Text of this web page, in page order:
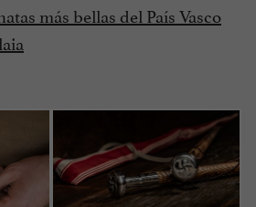
más bellas del País Vasco